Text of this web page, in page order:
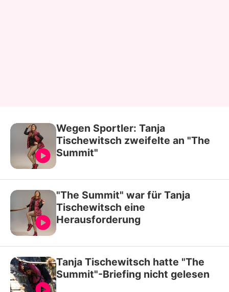
Wegen Sportler: Tanja
Tischewitsch zweifelte an "The
Summit"
"The Summit" war für Tanja
Tischewitsch eine
Herausforderung
Tanja Tischewitsch hatte "The
Summit"-Briefing nicht gelesen